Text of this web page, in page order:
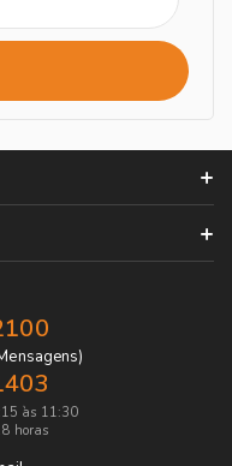
às 11:30
horas